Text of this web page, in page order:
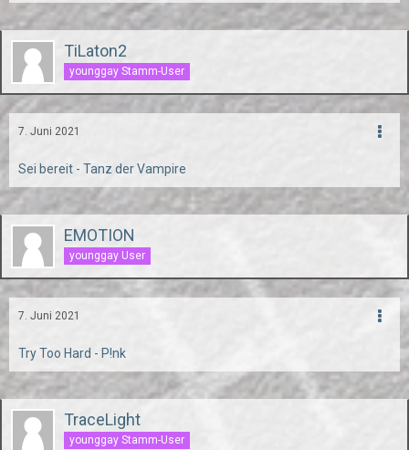
TiLaton2
younggay Stamm-User
7. Juni 2021
Sei bereit - Tanz der Vampire
EMOTION
younggay User
7. Juni 2021
Try Too Hard - P!nk
TraceLight
younggay Stamm-User